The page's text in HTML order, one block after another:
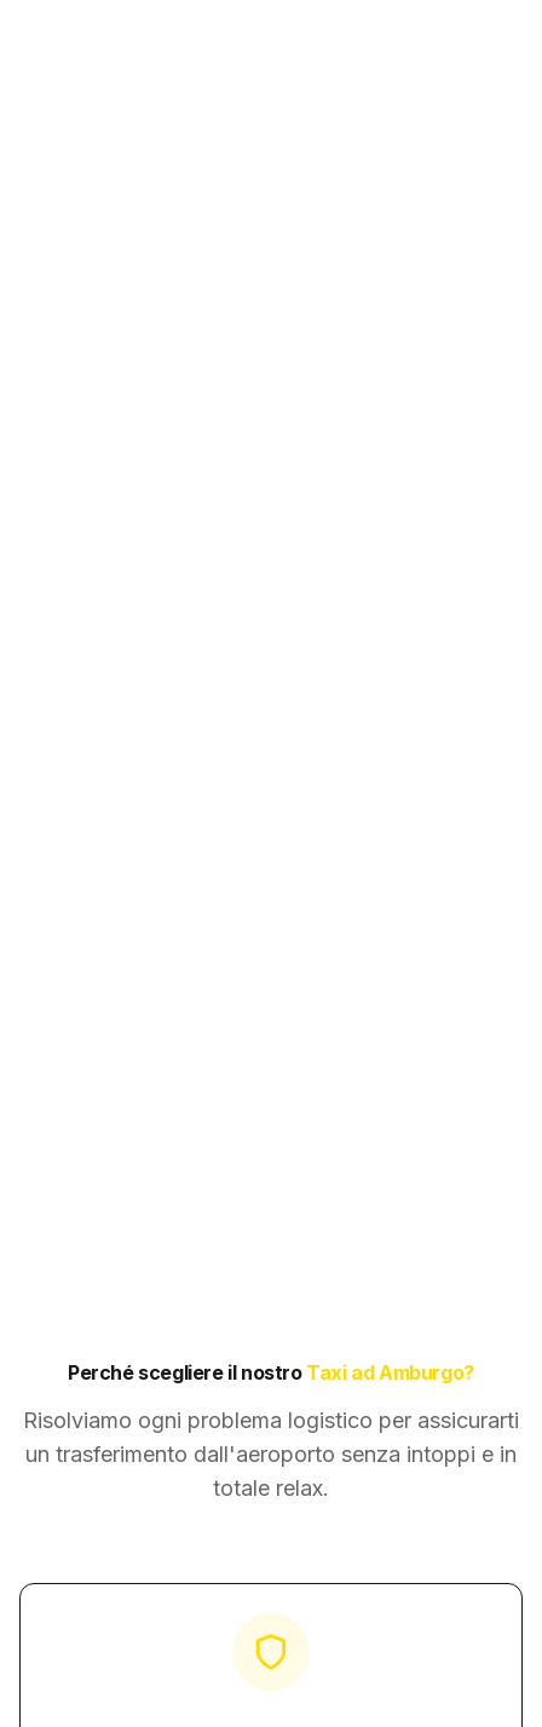
Perché scegliere il nostro Taxi ad Amburgo?
Risolviamo ogni problema logistico per assicurarti
un trasferimento dall'aeroporto senza intoppi e in
totale relax.